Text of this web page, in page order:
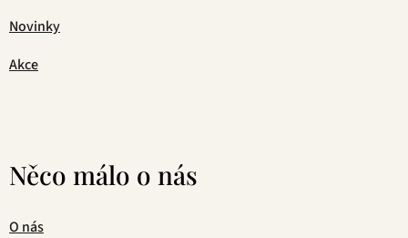
Novinky
Akce
Něco málo o nás
O nás